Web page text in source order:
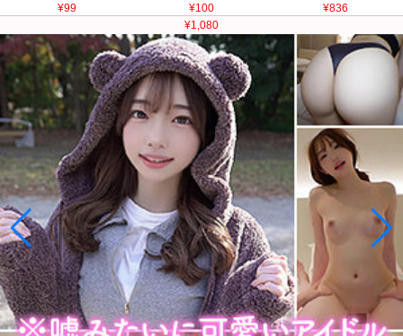
¥99 ¥100
¥836
¥1,080